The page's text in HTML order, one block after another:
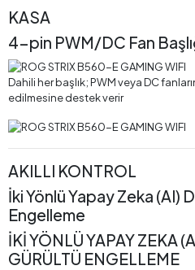
KASA
4-pin PWM/DC Fan
Dahili her başlık; PWM veya DC
edilmesine destek verir
AKILLI KONTROL
İki Yönlü Yapay Zeka (AI)
Engelleme
İKİ YÖNLÜ YAPAY ZEKA
GÜRÜLTÜ ENGELLEME